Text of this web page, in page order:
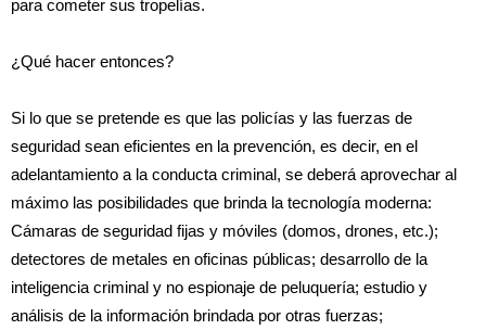
para cometer sus tropelías.
¿Qué hacer entonces?
Si lo que se pretende es que las policías y las fuerzas de
seguridad sean eficientes en la prevención, es decir, en el
adelantamiento a la conducta criminal, se deberá aprovechar al
máximo las posibilidades que brinda la tecnología moderna:
Cámaras de seguridad fijas y móviles (domos, drones, etc.);
detectores de metales en oficinas públicas; desarrollo de la
inteligencia criminal y no espionaje de peluquería; estudio y
análisis de la información brindada por otras fuerzas;